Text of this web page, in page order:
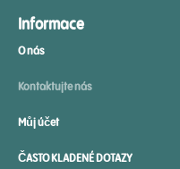
Informace
O nás
Kontaktujte nás
Můj účet
ČASTO KLADENÉ DOTAZY